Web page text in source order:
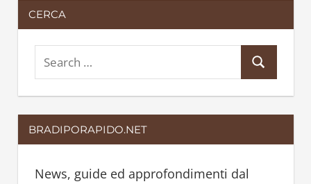
CERCA
e
a
r
c
e
a
BRADIPORAPIDO.NET
News, guide ed approfondimenti dal